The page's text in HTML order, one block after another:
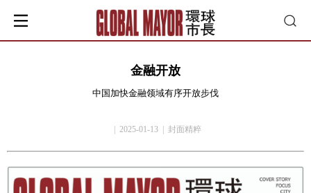
金融开放
中国加快金融领域有序开放步伐
| 2025-01-13 | 封面精粹